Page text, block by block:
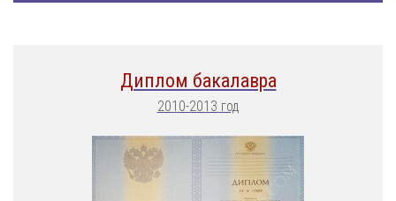
Диплом бакалавра
2010-2013 год